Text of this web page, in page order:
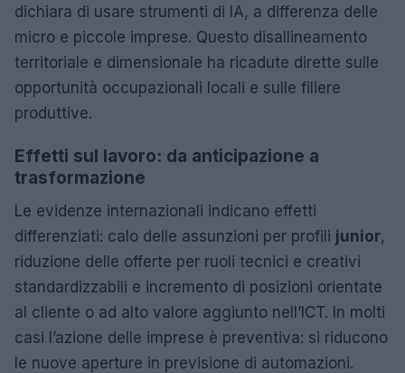
dichiara di usare strumenti di IA, a differenza delle
micro e piccole imprese. Questo disallineamento
territoriale e dimensionale ha ricadute dirette sulle
opportunità occupazionali locali e sulle filiere
produttive.
Effetti sul lavoro: da anticipazione a
trasformazione
Le evidenze internazionali indicano effetti
differenziati: calo delle assunzioni per profili junior,
riduzione delle offerte per ruoli tecnici e creativi
standardizzabili e incremento di posizioni orientate
al cliente o ad alto valore aggiunto nell’ICT. In molti
casi l’azione delle imprese è preventiva: si riducono
le nuove aperture in previsione di automazioni.